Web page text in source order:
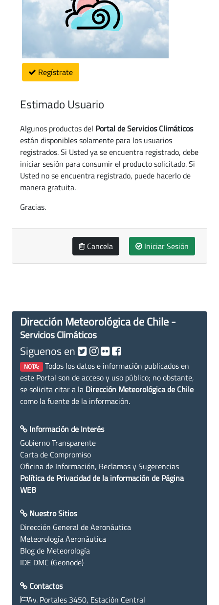
Regístrate
Estimado Usuario
Algunos productos del Portal de Servicios Climáticos
están disponibles solamente para los usuarios
registrados. Si Usted ya se encuentra registrado, debe
iniciar sesión para consumir el producto solicitado. Si
Usted no se encuentra registrado, puede hacerlo de
manera gratuita.
Gracias.
Cancela Iniciar Sesión
Dirección Meteorológica de Chile -
Servicios Climáticos
Siguenos en
NOTA: Todos los datos e información publicados en
este Portal son de acceso y uso público; no obstante,
se solicita citar a la Dirección Meteorológica de Chile
como la fuente de la información.
Información de Interés
Gobierno Transparente
Carta de Compromiso
Oficina de Información, Reclamos y Sugerencias
Política de Privacidad de la información de Página
WEB
Nuestro Sitios
Dirección General de Aeronáutica
Meteorología Aeronáutica
Blog de Meteorología
IDE DMC (Geonode)
Contactos
Av. Portales 3450, Estación Central